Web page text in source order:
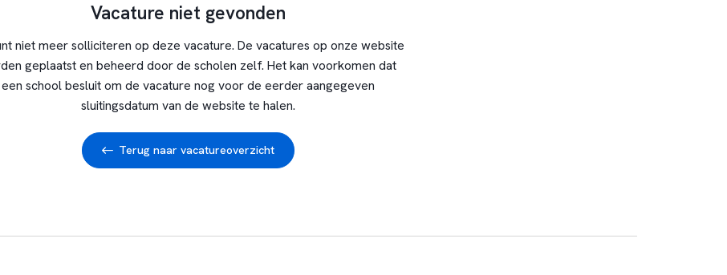
Vacature niet gevonden
niet meer solliciteren op deze vacature. De vacatures op onze website
geplaatst en beheerd door de scholen zelf. Het kan voorkomen dat
een school besluit om de vacature nog voor de eerder aangegeven
sluitingsdatum van de website te halen.
Terug naar vacatureoverzicht